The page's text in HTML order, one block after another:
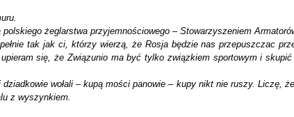
żeglarstwa przyjemnościowego – Stowarzyszeniem
tak jak ci, którzy wierzą, że Rosja będzie nas przepuszczac
się, że Związunio ma być tylko związkiem sportowym i skupić
wołali – kupą mości panowie – kupy nikt nie ruszy. Liczę,
z wyszynkiem.